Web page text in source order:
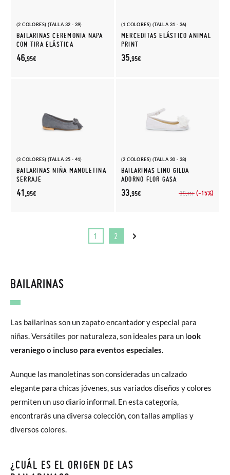
(2 COLORES) (TALLA 32 - 39)
BAILARINAS CEREMONIA NAPA
CON TIRA ELÁSTICA
46,95€
(1 COLORES) (TALLA 31 - 36)
MERCEDITAS ELÁSTICO ANIMAL
PRINT
35,95€
(3 COLORES) (TALLA 25 - 41)
BAILARINAS NIÑA MANOLETINA
SERRAJE
41,95€
(2 COLORES) (TALLA 30 - 38)
BAILARINAS LINO GILDA
ADORNO FLOR GASA
39,95€ (-15%)
33,95€
1 2
BAILARINAS
Las bailarinas son un zapato encantador y especial para
niñas. Versátiles por naturaleza, son ideales para un look
veraniego o incluso para eventos especiales.
Aunque las manoletinas son consideradas un calzado
elegante para chicas jóvenes, sus variados diseños y colores
permiten un uso diario informal. En esta categoría,
encontrarás una diversa colección, con tallas amplias y
diversos colores.
¿CUÁL ES EL ORIGEN DE LAS